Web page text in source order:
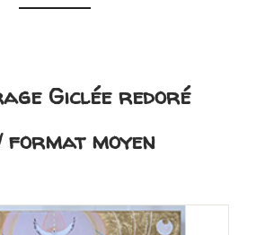
Giclée redoré
format moyen